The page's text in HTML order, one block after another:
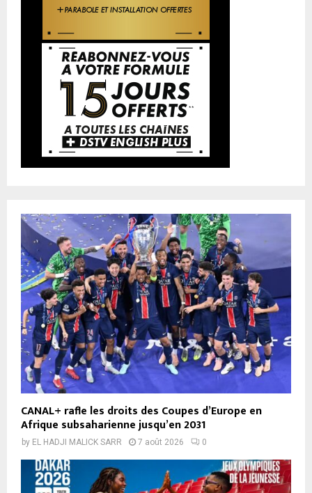
CANAL+ rafle les droits des Coupes d’Europe en
Afrique subsaharienne jusqu’en 2031
by EL HADJI MALICK SARR 7 août 2026 0